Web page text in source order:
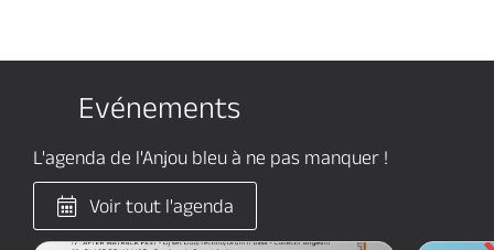
Evénements
L'agenda de l'Anjou bleu à ne pas manquer !
Voir tout l'agenda